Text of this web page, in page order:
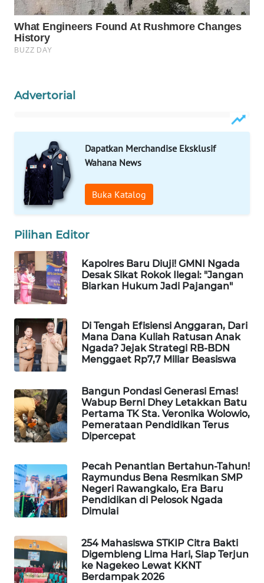
Advertorial
Dapatkan Merchandise Eksklusif
Wahana News
Buka Katalog
Pilihan Editor
Kapolres Baru Diuji! GMNI Ngada
Desak Sikat Rokok Ilegal: "Jangan
Biarkan Hukum Jadi Pajangan"
Di Tengah Efisiensi Anggaran, Dari
Mana Dana Kuliah Ratusan Anak
Ngada? Jejak Strategi RB-BDN
Menggaet Rp7,7 Miliar Beasiswa
Bangun Pondasi Generasi Emas!
Wabup Berni Dhey Letakkan Batu
Pertama TK Sta. Veronika Wolowio,
Pemerataan Pendidikan Terus
Dipercepat
Pecah Penantian Bertahun-Tahun!
Raymundus Bena Resmikan SMP
Negeri Rawangkalo, Era Baru
Pendidikan di Pelosok Ngada
Dimulai
254 Mahasiswa STKIP Citra Bakti
Digembleng Lima Hari, Siap Terjun
ke Nagekeo Lewat KKNT
Berdampak 2026
KRT
NEWS
HUMBANG
NEWS
GARONGGANG
NEWS
ENERGI
NEWS
CILEUNGSI
NEWS
BERKAT
NEWS
BERAMPU
NEWS
ANUGERAH
NEWS
AKHLAK
ID
PERAPKI
NEWS